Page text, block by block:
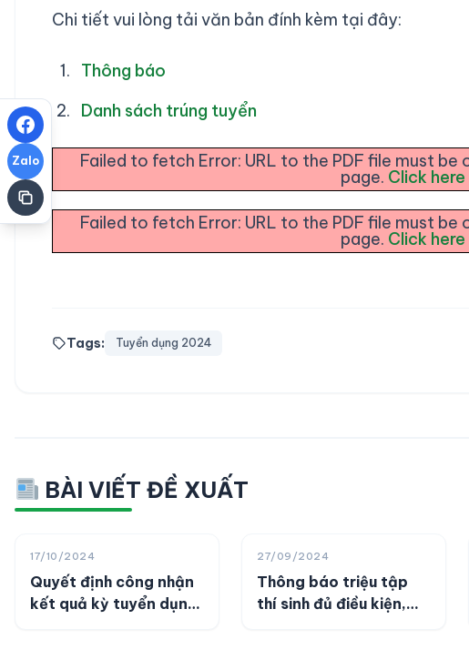
Zalo
Chi tiết vui lòng tải văn bản đính kèm tại đây:
Thông báo
Danh sách trúng tuyển
Failed to fetch Error: URL to the PDF file must
page. Click
Failed to fetch Error: URL to the PDF file must
page. Click
Tags: Tuyển dụng 2024
BÀI VIẾT ĐỀ XUẤT
17/10/2024
Quyết định công nhận
kết quả kỳ tuyển dụng
27/09/2024
Thông báo triệu tập
thí sinh đủ điều kiện,